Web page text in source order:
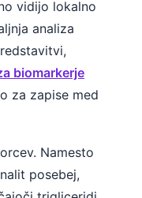
vidijo lokalno
analiza
biomarkerje
za zapise med
Namesto
posebej,